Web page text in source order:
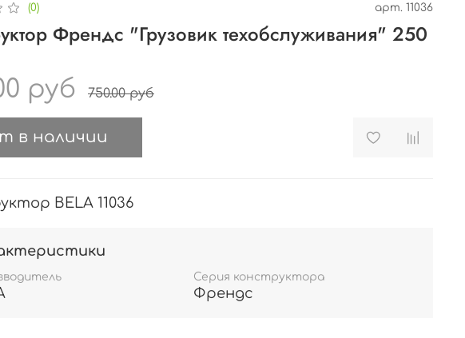
(0) арт. 11036
Френдс "Грузовик техобслуживания" 250
руб
750.00 руб
в наличии
BELA 11036
Серия конструктора
Френдс